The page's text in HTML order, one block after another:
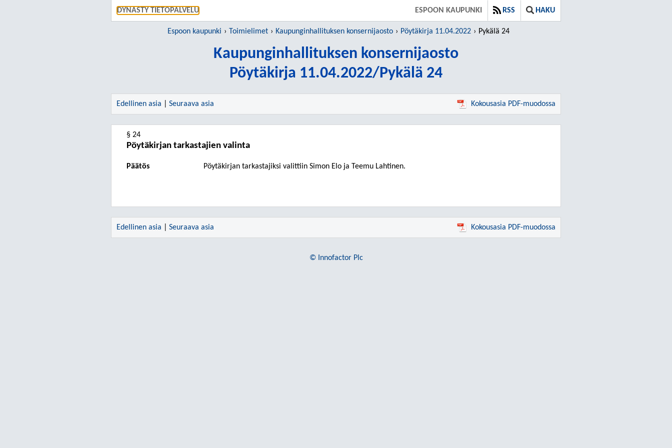
DYNASTY TIETOPALVELU ESPOON KAUPUNKI RSS HAKU
Espoon kaupunki Toimielimet Kaupunginhallituksen konsernijaosto Pöytäkirja 11.04.2022 Pykälä 24
Kaupunginhallituksen konsernijaosto
Pöytäkirja 11.04.2022/Pykälä 24
Edellinen asia Seuraava asia Kokousasia PDF-muodossa
§ 24
Pöytäkirjan tarkastajien valinta
Päätös Pöytäkirjan tarkastajiksi valittiin Simon Elo ja Teemu Lahtinen.
Edellinen asia Seuraava asia Kokousasia PDF-muodossa
© Innofactor Plc